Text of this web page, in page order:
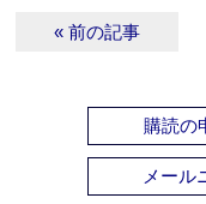
« 前の記事
購読の
メール